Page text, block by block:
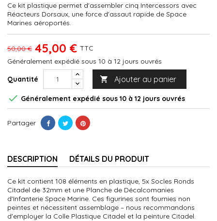
Ce kit plastique permet d'assembler cinq Intercessors avec
Réacteurs Dorsaux, une force d'assaut rapide de Space
Marines aéroportés.
50,00 € 45,00 € TTC
Généralement expédié sous 10 à 12 jours ouvrés
Quantité  Ajouter au panier
 Généralement expédié sous 10 à 12 jours ouvrés
Partager
DESCRIPTION DÉTAILS DU PRODUIT
Ce kit contient 108 éléments en plastique, 5x Socles Ronds
Citadel de 32mm et une Planche de Décalcomanies
d'Infanterie Space Marine. Ces figurines sont fournies non
peintes et nécessitent assemblage – nous recommandons
d'employer la Colle Plastique Citadel et la peinture Citadel.